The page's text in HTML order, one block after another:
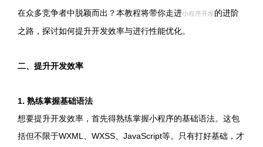
在众多竞争者中脱颖而出？本教程将带你走进小程序开发的进阶
之路，探讨如何提升开发效率与进行性能优化。
二、提升开发效率
1. 熟练掌握基础语法
想要提升开发效率，首先得熟练掌握小程序的基础语法。这包
括但不限于WXML、WXSS、JavaScript等。只有打好基础，才